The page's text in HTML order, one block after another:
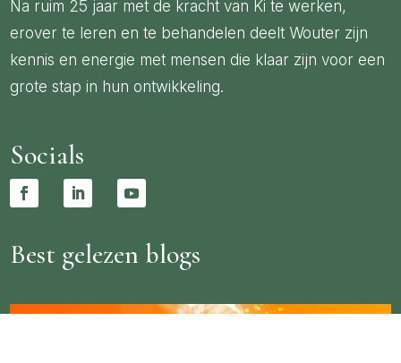
Na ruim 25 jaar met de kracht van Ki te werken,
erover te leren en te behandelen deelt Wouter zijn
kennis en energie met mensen die klaar zijn voor een
grote stap in hun ontwikkeling.
Socials
Best gelezen blogs